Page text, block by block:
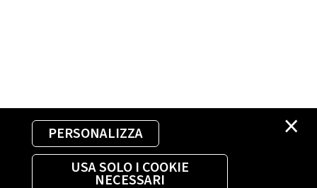
×
PERSONALIZZA
USA SOLO I COOKIE
NECESSARI